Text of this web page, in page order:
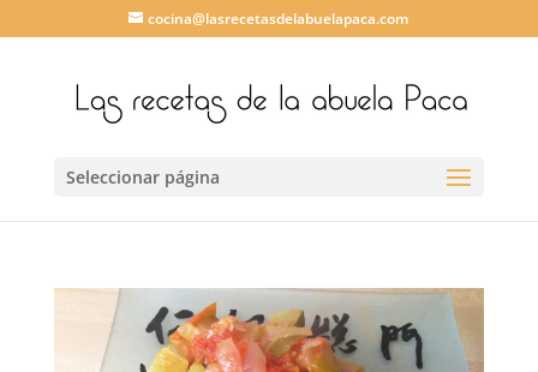
cocina@lasrecetasdelabuelapaca.com
Seleccionar página